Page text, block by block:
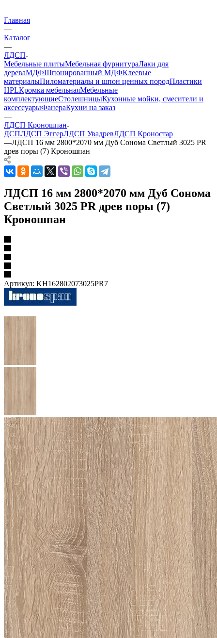
Главная
—
Каталог
—
ЛДСП
Мебельные плитыМебельная фурнитураЛаки для
дереваМДФШпонированный МДФКлеевые
материалыПиломатериалы и шпон ценных породПластики
HPLКромка мебельнаяМебельные
комплектующиеСтолешницыКухонные мойки, смесители и
аксессуарыФанераКухни на заказ
—
ЛДСП Кроношпан
ДСПЛДСП ЭггерЛДСП УвадревЛДСП Кроностар
—ЛДСП 16 мм 2800*2070 мм Дуб Сонома Светлый 3025 PR
древ поры (7) Кроношпан
ЛДСП 16 мм 2800*2070 мм Дуб Сонома
Светлый 3025 PR древ поры (7)
Кроношпан
Артикул: KH162802073025PR7